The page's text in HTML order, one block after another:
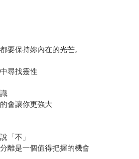
要保持妳內在的光芒。
尋找靈性
會讓你更強大
「不」
離是一個值得把握的機會